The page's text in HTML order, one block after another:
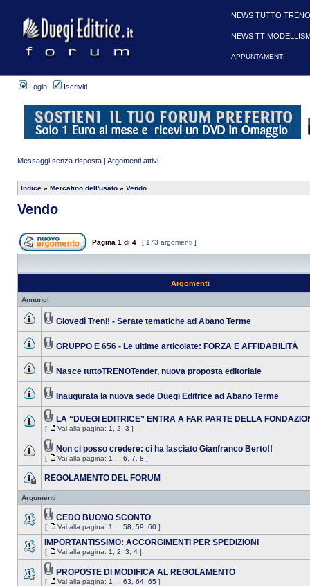
Login Iscriviti
Messaggi senza risposta | Argomenti attivi
Indice » Mercatino dell'usato » Vendo
Vendo
Pagina 1 di 4 [ 173 argomenti ]
Argomenti
Annunci
Giovedì Treni! - Serate tematiche ad Abano Terme
GRUPPO E 656 - Le ultime articolate: FORZA E AFFIDABILITÀ
Nasce tuttoTRENOTender, nuova proposta editoriale
Inaugurata la nuova sede Duegi Editrice ad Abano Terme
LA “DUEGI EDITRICE” ENTRA A FAR PARTE DELLA
[ Vai alla pagina: 1 2 3 ]
Non ci posso credere: ci ha lasciato Gianfranco Berto!!
[ Vai alla pagina: 1 6 7 8 ]
REGOLAMENTO DEL FORUM
Argomenti
CEDO BUONO SCONTO
[ Vai alla pagina: 1 58 59 60 ]
IMPORTANTISSIMO: ACCORGIMENTI PER SPEDIZIONI
[ Vai alla pagina: 1 2 3 4 ]
PROPOSTE DI MODIFICA AL REGOLAMENTO
[ Vai alla pagina: 1 63 64 65 ]
NEWS TUTTO
NEWS TT
APPUNTAMENTI